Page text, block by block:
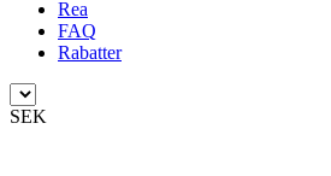
Rea
FAQ
Rabatter
SEK